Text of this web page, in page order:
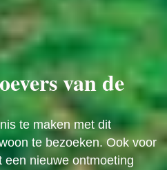
van de
te maken met dit
te bezoeken. Ook voor
nieuwe ontmoeting